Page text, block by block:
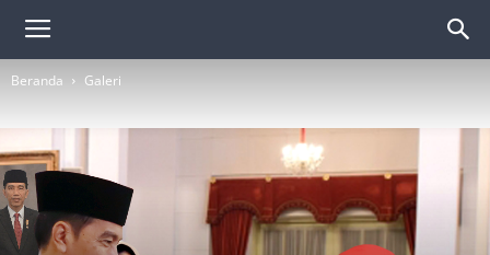
Beranda Galeri